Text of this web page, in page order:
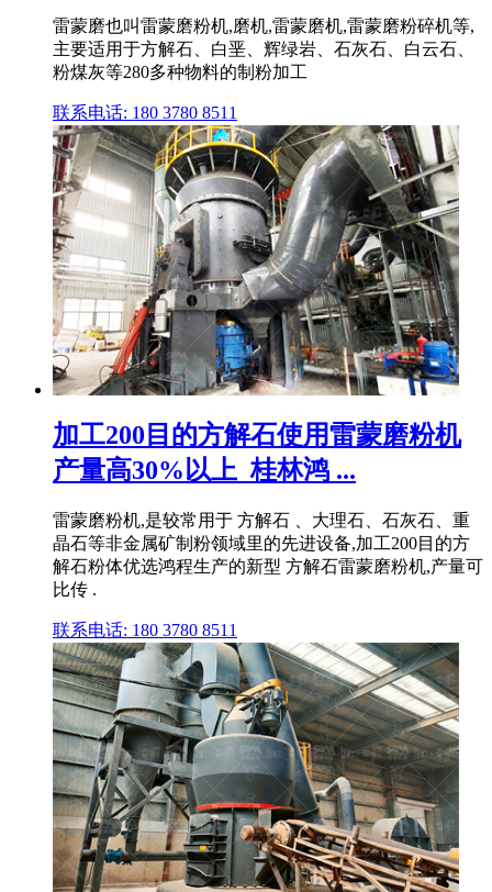
雷蒙磨也叫雷蒙磨粉机,磨机,雷蒙磨机,雷蒙磨粉碎机等,
主要适用于方解石、白垩、辉绿岩、石灰石、白云石、
粉煤灰等280多种物料的制粉加工
联系电话: 180 3780 8511
加工200目的方解石使用雷蒙磨粉机
产量高30%以上_桂林鸿 ...
雷蒙磨粉机,是较常用于 方解石 、大理石、石灰石、重
晶石等非金属矿制粉领域里的先进设备,加工200目的方
解石粉体优选鸿程生产的新型 方解石雷蒙磨粉机,产量可
比传 .
联系电话: 180 3780 8511